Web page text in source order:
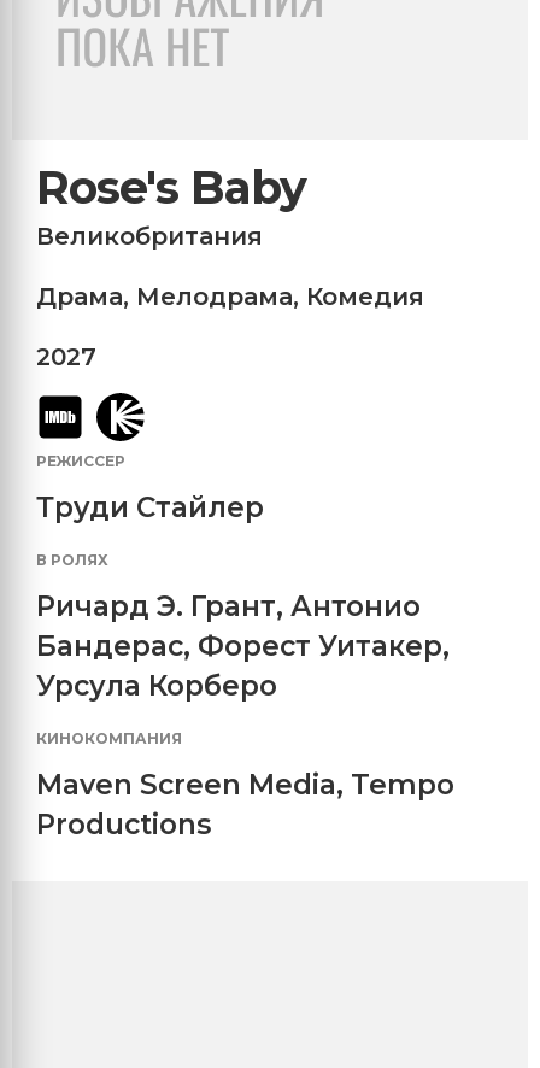
Rose's Baby
Великобритания
Драма, Мелодрама, Комедия
2027
РЕЖИССЕР
Труди Стайлер
В РОЛЯХ
Ричард Э. Грант, Антонио
Бандерас, Форест Уитакер,
Урсула Корберо
КИНОКОМПАНИЯ
Maven Screen Media, Tempo
Productions